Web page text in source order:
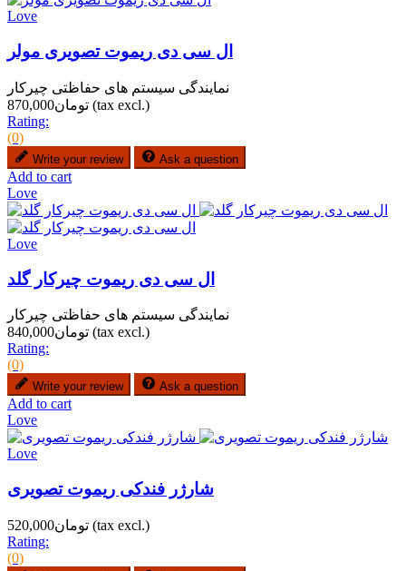
Love
ال سی دی ریموت تصویری مولر
نمایندگی سیستم های حفاظتی چیرکار
تومان870,000 (tax excl.)
Rating:
(0)
Write your review Ask a question
Add to cart
Love
Love
ال سی دی ریموت چیرکار گلد
نمایندگی سیستم های حفاظتی چیرکار
تومان840,000 (tax excl.)
Rating:
(0)
Write your review Ask a question
Add to cart
Love
Love
شارژر فندکی ریموت تصویری
تومان520,000 (tax excl.)
Rating:
(0)